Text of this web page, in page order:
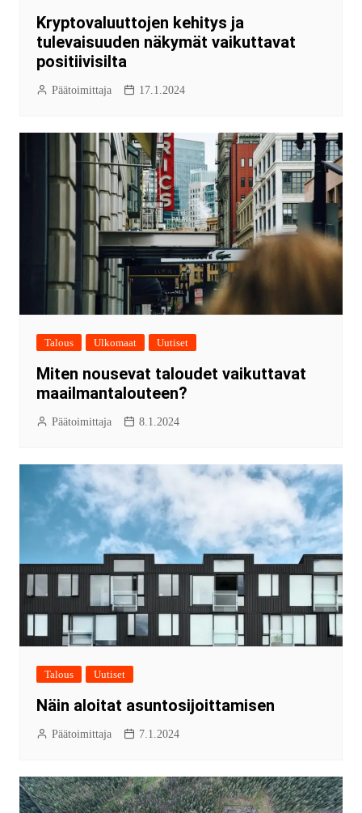
Kryptovaluuttojen kehitys ja
tulevaisuuden näkymät vaikuttavat
positiivisilta
Päätoimittaja 17.1.2024
Talous Ulkomaat Uutiset
Miten nousevat taloudet vaikuttavat
maailmantalouteen?
Päätoimittaja 8.1.2024
Talous Uutiset
Näin aloitat asuntosijoittamisen
Päätoimittaja 7.1.2024